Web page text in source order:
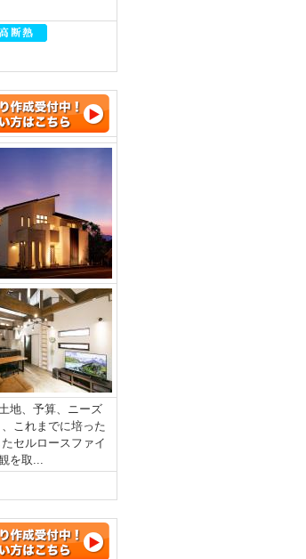
地、予算、ニーズ
これまでに培った
セルロースファイ
を取...